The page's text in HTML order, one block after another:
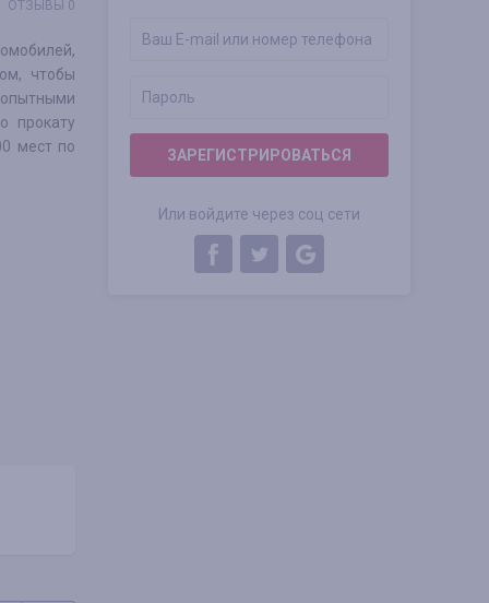
ЗАРЕГИСТРИРОВАТЬСЯ
Или войдите через соц сети
ОТЗЫВЫ 0
чтобы
прокату
мест по